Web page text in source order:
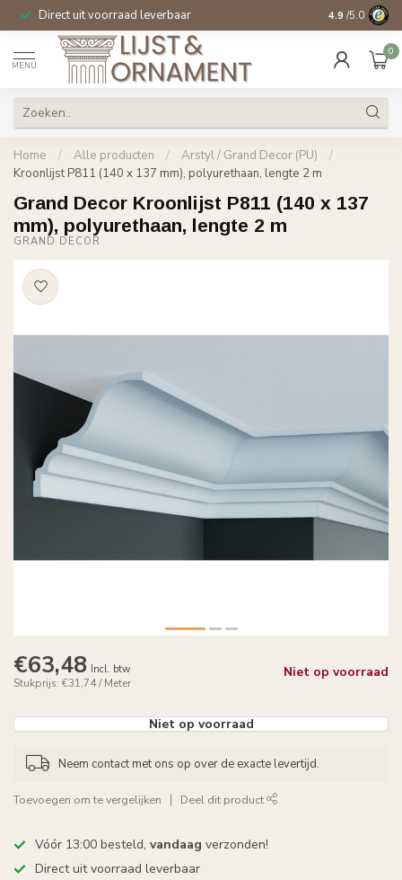
Direct uit voorraad leverbaar 14 dagen
4.9 /5.0
MENU
0
Home / Alle producten / Arstyl / Grand Decor (PU)
/
Kroonlijst P811 (140 x 137 mm), polyurethaan, lengte 2 m
Grand Decor Kroonlijst P811 (140 x 137
mm), polyurethaan, lengte 2 m
GRAND DECOR
€63,48 Incl. btw
Stukprijs: €31,74 / Meter
Niet op voorraad
Niet op voorraad
Neem contact met ons op over de exacte levertijd.
Toevoegen om te vergelijken Deel dit product
Vóór 13:00 besteld, vandaag verzonden!
Direct uit voorraad leverbaar